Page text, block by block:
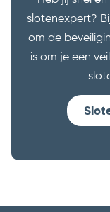
slotenexpert?
om de
is om je een